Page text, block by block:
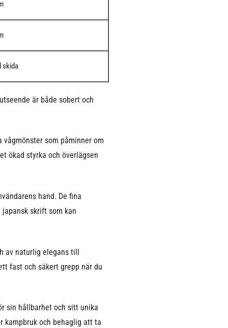
skida
är både sobert och
som påminner om
ökad styrka och överlägsen
hand. De fina
skrift som kan
av naturlig elegans till
fast och säkert grepp när du
sin hållbarhet och sitt unika
kampbruk och behaglig att ta